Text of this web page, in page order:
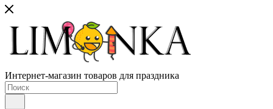
Интернет-магазин товаров для праздника